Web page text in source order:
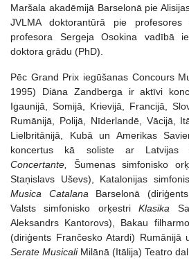
Maršala akadēmijā Barselonā pie
JVLMA doktorantūrā pie
profesora Sergeja Osokina vadībā
doktora grādu (PhD).
Pēc Grand Prix iegūšanas Concours
1995) Diāna Zandberga ir aktīvi
Igaunijā, Somijā, Krievijā, Francijā,
Rumānijā, Polijā, Nīderlandē, Vācijā,
Lielbritānijā, Kubā un Amerikas
koncertus kā soliste ar Latvijas
Concertante, Šumenas simfonisko
Staņislavs Uševs), Katalonijas
Musica Catalana Barselonā
Valsts simfonisko orķestriKlasika
Aleksandrs Kantorovs), Bakau
(diriģents Frančesko Atardi) Rumānijā
Serate MusicaliMilānā (Itālija) Teatro